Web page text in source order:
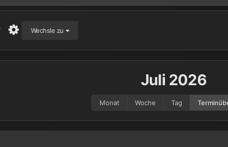
Wechsle zu
Juli 2026
Monat Woche Tag